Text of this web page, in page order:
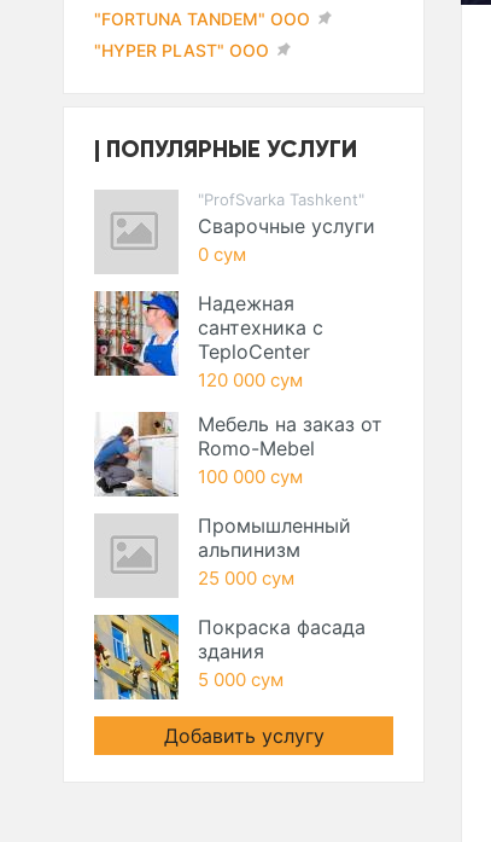
"FORTUNA TANDEM" ООО
"HYPER PLAST" ООО
ПОПУЛЯРНЫЕ УСЛУГИ
"ProfSvarka Tashkent"
Сварочные услуги
0 сум
Надежная
сантехника с
TeploCenter
120 000 сум
Мебель на заказ от
Romo-Mebel
100 000 сум
Промышленный
альпинизм
25 000 сум
Покраска фасада
здания
5 000 сум
Добавить услугу